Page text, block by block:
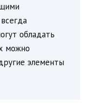
обладать
можно
элементы